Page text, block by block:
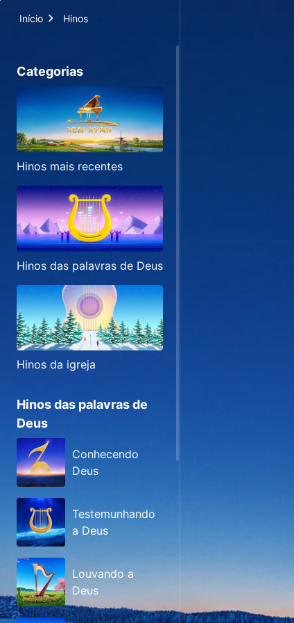
Início Hinos
Categorias
Hinos mais recentes
Hinos das palavras de Deus
Hinos da igreja
Hinos das palavras de
Deus
Conhecendo
Deus
Testemunhando
a Deus
Louvando a
Deus